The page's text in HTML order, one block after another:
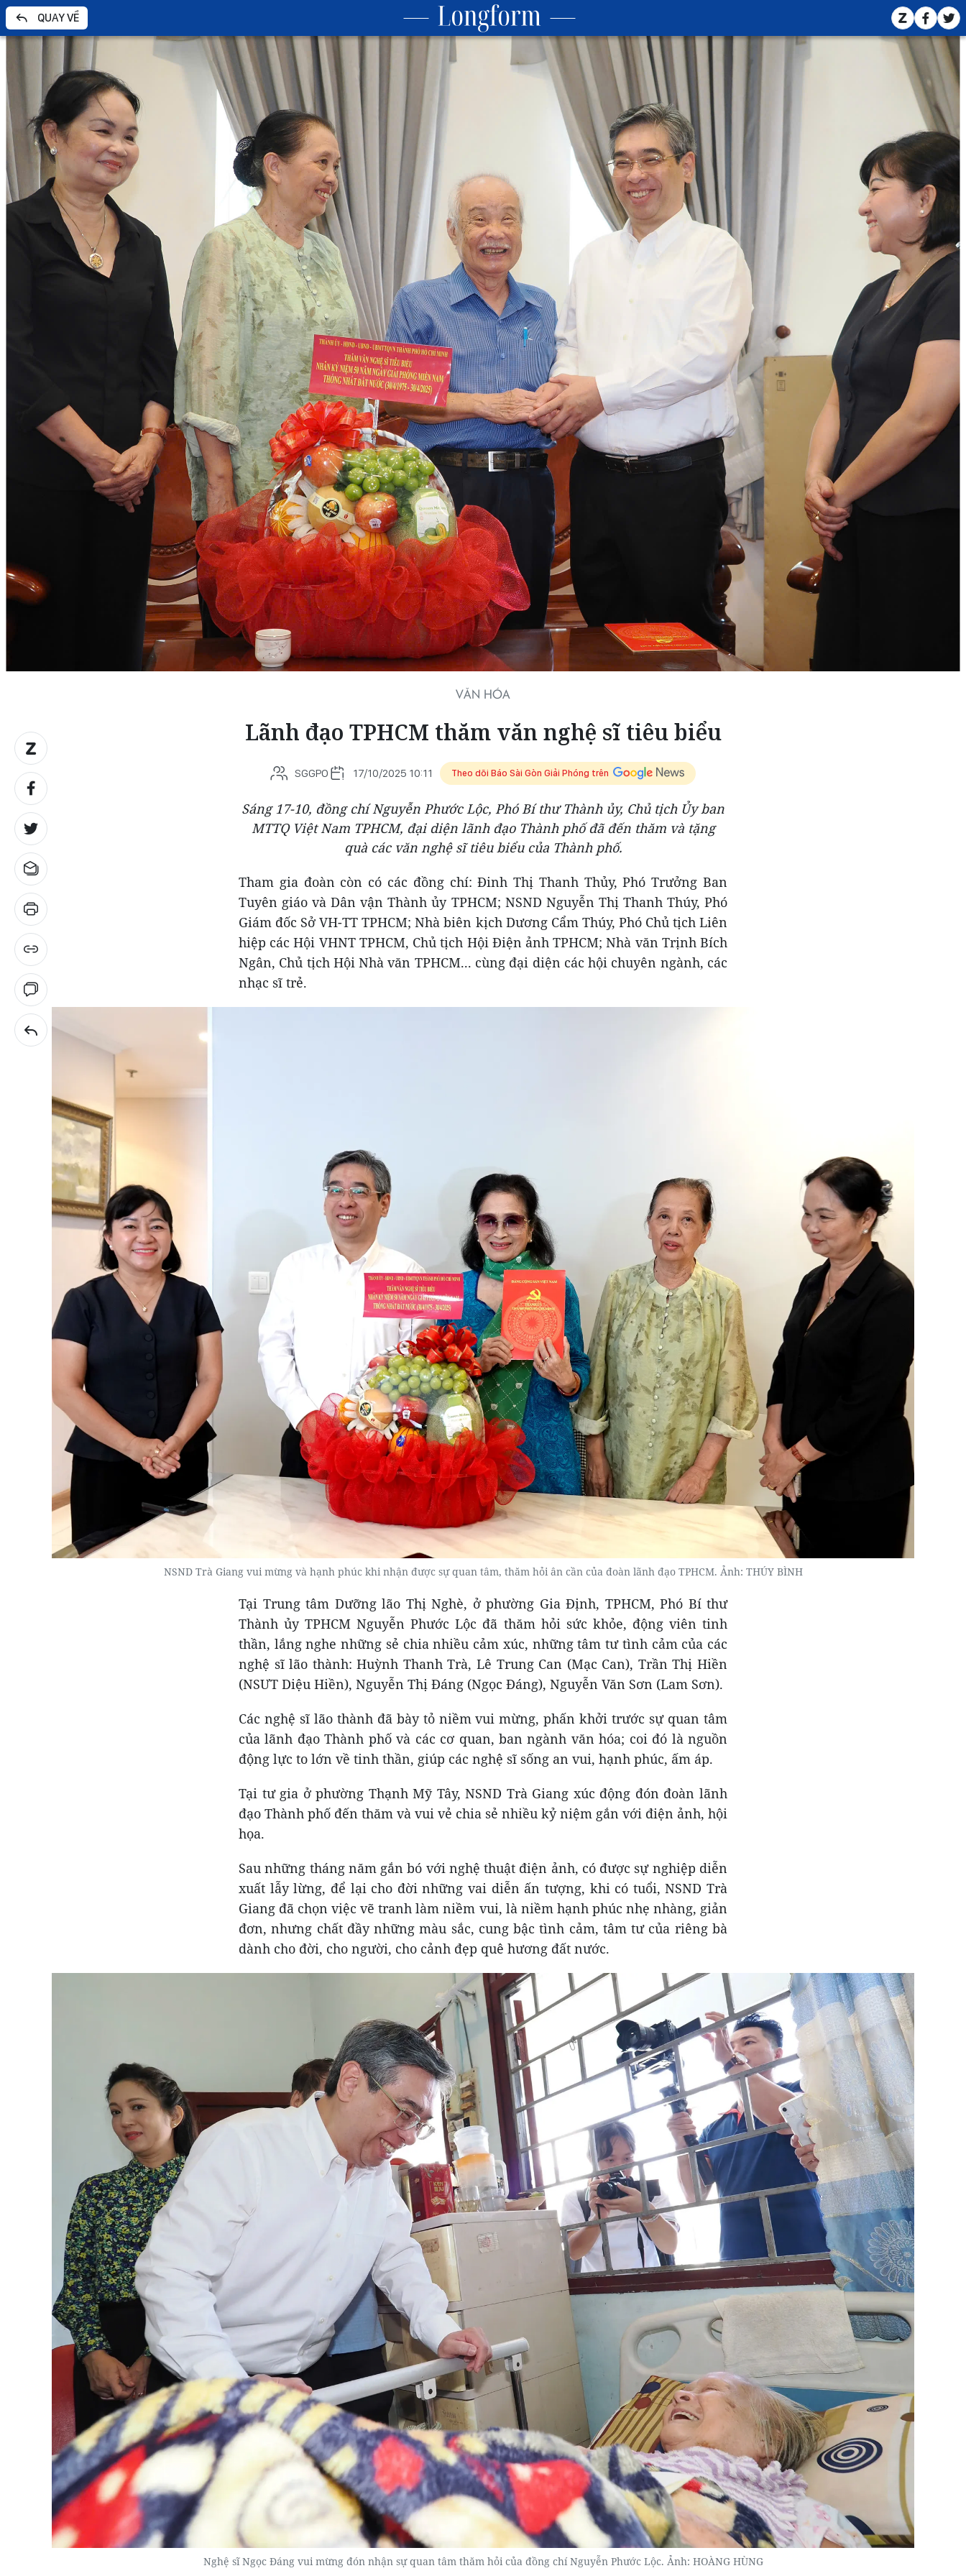
QUAY VỀ
VĂN HÓA
Lãnh đạo TPHCM thăm văn nghệ sĩ tiêu biểu
SGGPO 17/10/2025 10:11 Theo dõi Báo Sài Gòn Giải Phóng trên
Sáng 17-10, đồng chí Nguyễn Phước Lộc, Phó Bí thư Thành ủy, Chủ tịch Ủy ban
MTTQ Việt Nam TPHCM, đại diện lãnh đạo Thành phố đã đến thăm và tặng
quà các văn nghệ sĩ tiêu biểu của Thành phố.
Tham gia đoàn còn có các đồng chí: Đinh Thị Thanh Thủy, Phó Trưởng Ban
Tuyên giáo và Dân vận Thành ủy TPHCM; NSND Nguyễn Thị Thanh Thúy, Phó
Giám đốc Sở VH-TT TPHCM; Nhà biên kịch Dương Cẩm Thúy, Phó Chủ tịch Liên
hiệp các Hội VHNT TPHCM, Chủ tịch Hội Điện ảnh TPHCM; Nhà văn Trịnh Bích
Ngân, Chủ tịch Hội Nhà văn TPHCM... cùng đại diện các hội chuyên ngành, các
nhạc sĩ trẻ.
NSND Trà Giang vui mừng và hạnh phúc khi nhận được sự quan tâm, thăm hỏi ân cần của đoàn lãnh đạo TPHCM. Ảnh: THÚY BÌNH
Tại Trung tâm Dưỡng lão Thị Nghè, ở phường Gia Định, TPHCM, Phó Bí thư
Thành ủy TPHCM Nguyễn Phước Lộc đã thăm hỏi sức khỏe, động viên tinh
thần, lắng nghe những sẻ chia nhiều cảm xúc, những tâm tư tình cảm của các
nghệ sĩ lão thành: Huỳnh Thanh Trà, Lê Trung Can (Mạc Can), Trần Thị Hiền
(NSƯT Diệu Hiền), Nguyễn Thị Đáng (Ngọc Đáng), Nguyễn Văn Sơn (Lam Sơn).
Các nghệ sĩ lão thành đã bày tỏ niềm vui mừng, phấn khởi trước sự quan tâm
của lãnh đạo Thành phố và các cơ quan, ban ngành văn hóa; coi đó là nguồn
động lực to lớn về tinh thần, giúp các nghệ sĩ sống an vui, hạnh phúc, ấm áp.
Tại tư gia ở phường Thạnh Mỹ Tây, NSND Trà Giang xúc động đón đoàn lãnh
đạo Thành phố đến thăm và vui vẻ chia sẻ nhiều kỷ niệm gắn với điện ảnh, hội
họa.
Sau những tháng năm gắn bó với nghệ thuật điện ảnh, có được sự nghiệp diễn
xuất lẫy lừng, để lại cho đời những vai diễn ấn tượng, khi có tuổi, NSND Trà
Giang đã chọn việc vẽ tranh làm niềm vui, là niềm hạnh phúc nhẹ nhàng, giản
đơn, nhưng chất đầy những màu sắc, cung bậc tình cảm, tâm tư của riêng bà
dành cho đời, cho người, cho cảnh đẹp quê hương đất nước.
Nghệ sĩ Ngọc Đáng vui mừng đón nhận sự quan tâm thăm hỏi của đồng chí Nguyễn Phước Lộc. Ảnh: HOÀNG HÙNG